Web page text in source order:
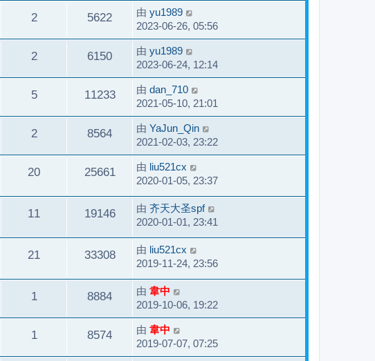
2 5622 由 yu1989
2023-06-26, 05:56
2 6150 由 yu1989
2023-06-24, 12:14
5 11233 由 dan_710
2021-05-10, 21:01
2 8564 由 YaJun_Qin
2021-02-03, 23:22
20 25661 由 liu521cx
2020-01-05, 23:37
11 19146 由 齐天大圣spf
2020-01-01, 23:41
21 33308 由 liu521cx
2019-11-24, 23:56
1 8884 由 韋中
2019-10-06, 19:22
1 8574 由 韋中
2019-07-07, 07:25